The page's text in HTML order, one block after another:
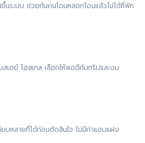
นระบบ ช่วยกันคนโดนหลอกโอนแล้วไม่ได้ที่พัก
เตย์ โฮสเทล เลือกให้พอดีกับทริปและงบ
ยบหลายที่ได้ก่อนตัดสินใจ ไม่มีค่าแอบแฝง